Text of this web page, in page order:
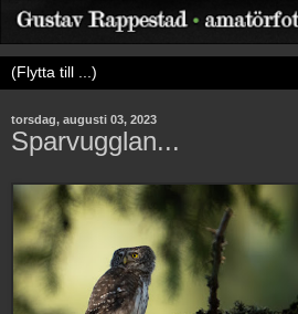
torsdag, augusti 03, 2023
Sparvugglan...